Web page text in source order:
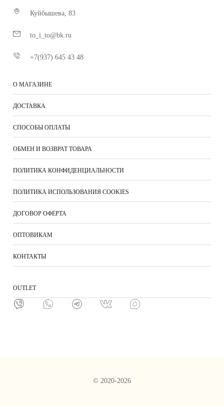
Куйбышева, 83
to_i_to@bk.ru
+7(937) 645 43 48
О МАГАЗИНЕ
ДОСТАВКА
СПОСОБЫ ОПЛАТЫ
ОБМЕН И ВОЗВРАТ ТОВАРА
ПОЛИТИКА КОНФИДЕНЦИАЛЬНОСТИ
ПОЛИТИКА ИСПОЛЬЗОВАНИЯ COOKIES
ДОГОВОР ОФЕРТА
ОПТОВИКАМ
КОНТАКТЫ
ОUTLET
© 2020-2026